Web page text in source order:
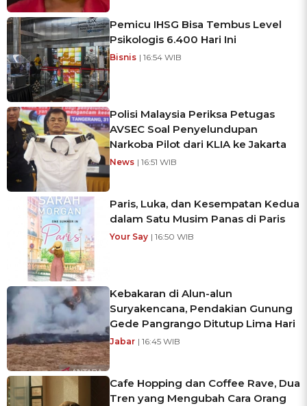
Pemicu IHSG Bisa Tembus Level
Psikologis 6.400 Hari Ini
Bisnis | 16:54 WIB
Polisi Malaysia Periksa Petugas
AVSEC Soal Penyelundupan
Narkoba Pilot dari KLIA ke Jakarta
News | 16:51 WIB
Paris, Luka, dan Kesempatan Kedua
dalam Satu Musim Panas di Paris
Your Say | 16:50 WIB
Kebakaran di Alun-alun
Suryakencana, Pendakian Gunung
Gede Pangrango Ditutup Lima Hari
Jabar | 16:45 WIB
Cafe Hopping dan Coffee Rave, Dua
Tren yang Mengubah Cara Orang